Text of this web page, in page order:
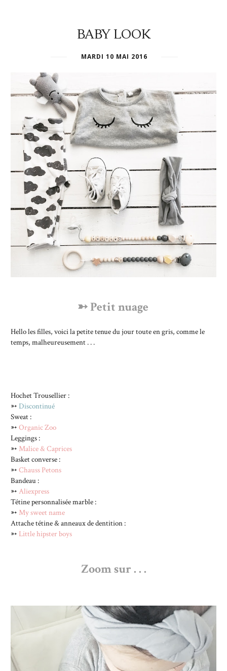
BABY LOOK
MARDI 10 MAI 2016
➳Petit nuage
Hello les filles, voici la petite tenue du jour toute en gris, comme le
temps, malheureusement . . .
Hochet Trousellier :
➳ Discontinué
Sweat :
➳ Organic Zoo
Leggings :
➳ Malice & Caprices
Basket converse :
➳ Chauss Petons
Bandeau :
➳ Aliexpress
Tétine personnalisée marble :
➳ My sweet name
Attache tétine &anneauxde dentition :
➳ Little hipster boys
Zoom sur . . .